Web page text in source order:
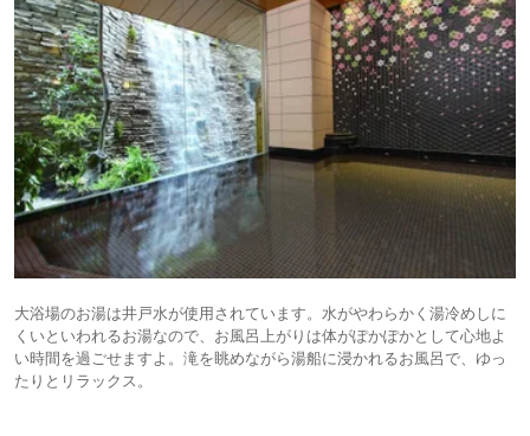
大浴場のお湯は井戸水が使用されています。水がやわらかく湯冷めしに
くいといわれるお湯なので、お風呂上がりは体がぽかぽかとして心地よ
い時間を過ごせますよ。滝を眺めながら湯船に浸かれるお風呂で、ゆっ
たりとリラックス。